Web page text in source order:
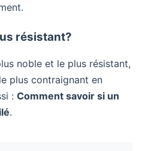
résistant?
noble et le plus résistant,
plus contraignant en
: Comment savoir si un
.